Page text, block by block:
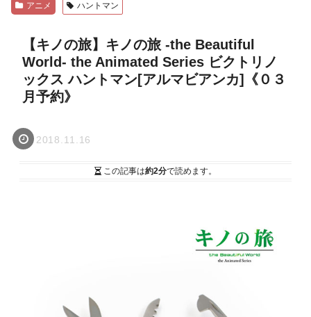
アニメ ハントマン
【キノの旅】キノの旅 -the Beautiful
World- the Animated Series ビクトリノ
ックス ハントマン[アルマビアンカ]《０３
月予約》
2018.11.16
この記事は約2分で読めます。